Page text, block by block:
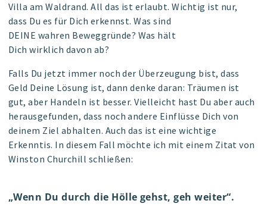
Villa am Waldrand. All das ist erlaubt. Wichtig ist nur,
dass Du es für Dich erkennst. Was sind
DEINE wahren Beweggründe? Was hält
Dichwirklich davon ab?
Falls Du jetzt immer noch der Überzeugung bist, dass
Geld Deine Lösung ist, dann denke daran: Träumen ist
gut, aber Handeln ist besser. Vielleicht hast Du aber auch
herausgefunden, dass noch andere Einflüsse Dich von
deinem Ziel abhalten. Auch das ist eine wichtige
Erkenntis. In diesem Fall möchte ich mit einem Zitat von
Winston Churchill schließen:
„Wenn Du durch die Hölle gehst, geh weiter“.